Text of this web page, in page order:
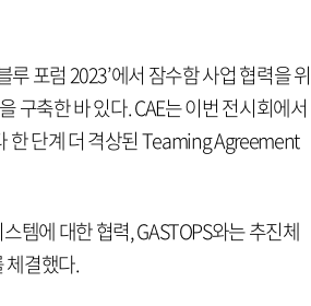
포럼 2023’에서 잠수함 사업 협력을 위
구축한 바 있다. CAE는 이번 전시회에서
한 단계 더 격상된 Teaming Agreement
템에 대한 협력, GASTOPS와는 추진체
결했다.